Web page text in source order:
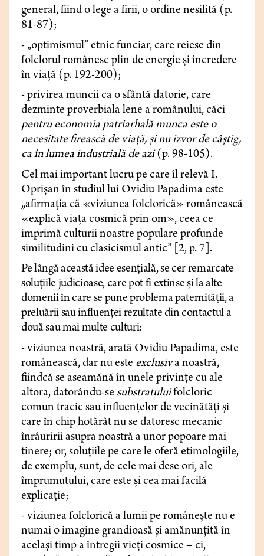
general, fiind o lege a firii, o ordine nesilită (p.
81-87);
- „optimismul” etnic funciar, care reiese din
folclorul românesc plin de energie și încredere
în viață (p. 192-200);
- privirea muncii ca o sfântă datorie, care
dezminte proverbiala lene a românului, căci
pentru economia patriarhală munca este o
necesitate firească de viață, și nu izvor de câștig,
ca în lumea industrială de azi(p. 98-105).
Cel mai important lucru pe care îl relevă I.
Oprișan în studiul lui Ovidiu Papadima este
„afirmația că «viziunea folclorică» românească
«explică viața cosmică prin om», ceea ce
imprimă culturii noastre populare profunde
similitudini cu clasicismul antic” [2, p. 7].
Pe lângă această idee esențială, se cer remarcate
soluțiile judicioase, care pot fi extinse și la alte
domenii în care se pune problema paternității, a
preluării sau influenței rezultate din contactul a
două sau mai multe culturi:
- viziunea noastră, arată Ovidiu Papadima, este
românească, dar nu este exclusiva noastră,
fiindcă se aseamănă în unele privințe cu ale
altora, datorându-se substratuluifolcloric
comun tracic sau influențelor de vecinătăți și
care în chip hotărât nu se datoresc mecanic
înrâuririi asupra noastră a unor popoare mai
tinere; or, soluțiile pe care le oferă etimologiile,
de exemplu, sunt, de cele mai dese ori, ale
împrumutului, care este și cea mai facilă
explicație;
- viziunea folclorică a lumii pe românește nu e
numai o imagine grandioasă și amănunțită în
același timp a întregii vieți cosmice – ci,